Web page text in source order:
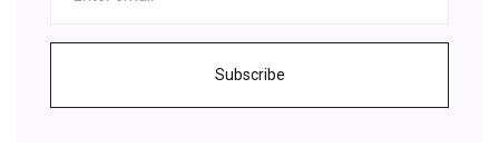
Subscribe